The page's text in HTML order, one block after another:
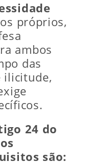
próprios,
ambos
das
ilicitude,
24 do
são: